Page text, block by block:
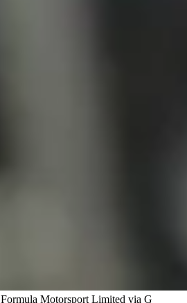
Formula Motorsport Limited via G